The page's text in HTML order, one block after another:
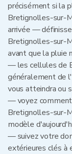
précisément si la
Bretignolles-sur-
arrivée —
Bretignolles-sur-
avant que la pluie
— les cellules de
généralement de
vous atteindra ou
— voyez
Bretignolles-sur-
modèle
— suivez votre
extérieures clés